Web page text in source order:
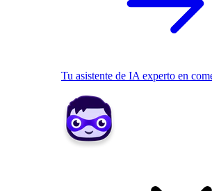
Tu asistente de IA experto en